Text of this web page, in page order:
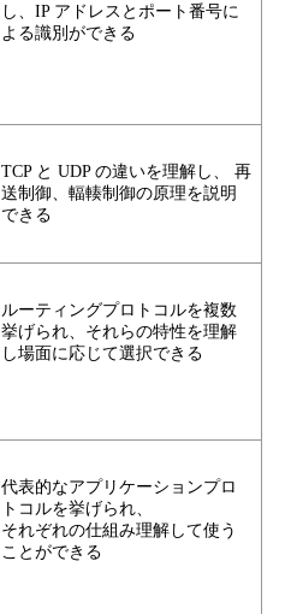
し、IP アドレスとポート番号に
よる識別ができる
TCP と UDP の違いを理解し、 再
送制御、輻輳制御の原理を説明
できる
ルーティングプロトコルを複数
挙げられ、それらの特性を理解
し場面に応じて選択できる
代表的なアプリケーションプロ
トコルを挙げられ、
それぞれの仕組み理解して使う
ことができる